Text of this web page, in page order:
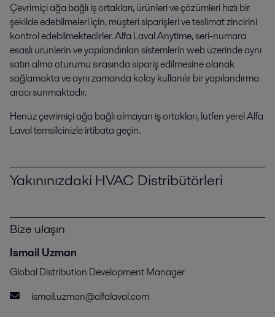
Çevrimiçi ağa bağlı iş ortakları, ürünleri ve çözümleri hızlı bir
şekilde edebilmeleri için, müşteri siparişleri ve teslimat zincirini
kontrol edebilmektedirler. Alfa Laval Anytime, seri-numara
esaslı ürünlerin ve yapılandırılan sistemlerin web üzerinde aynı
satın alma oturumu sırasında sipariş edilmesine olanak
sağlamakta ve aynı zamanda kolay kullanılır bir yapılandırma
aracı sunmaktadır.
Henüz çevrimiçi ağa bağlı olmayan iş ortakları, lütfen yerel Alfa
Laval temsilcinizle irtibata geçin.
Yakınınızdaki HVAC Distribütörleri
Bize ulaşın
Ismail Uzman
Global Distribution Development Manager
ismail.uzman@alfalaval.com